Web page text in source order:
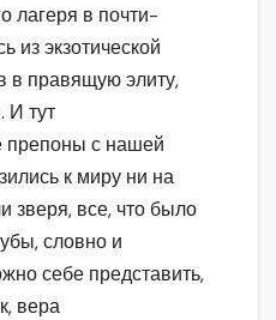
лагеря в почти-
из экзотической
в правящую элиту,
И тут
препоны с нашей
к миру ни на
зверя, все, что было
словно и
себе представить,
вера